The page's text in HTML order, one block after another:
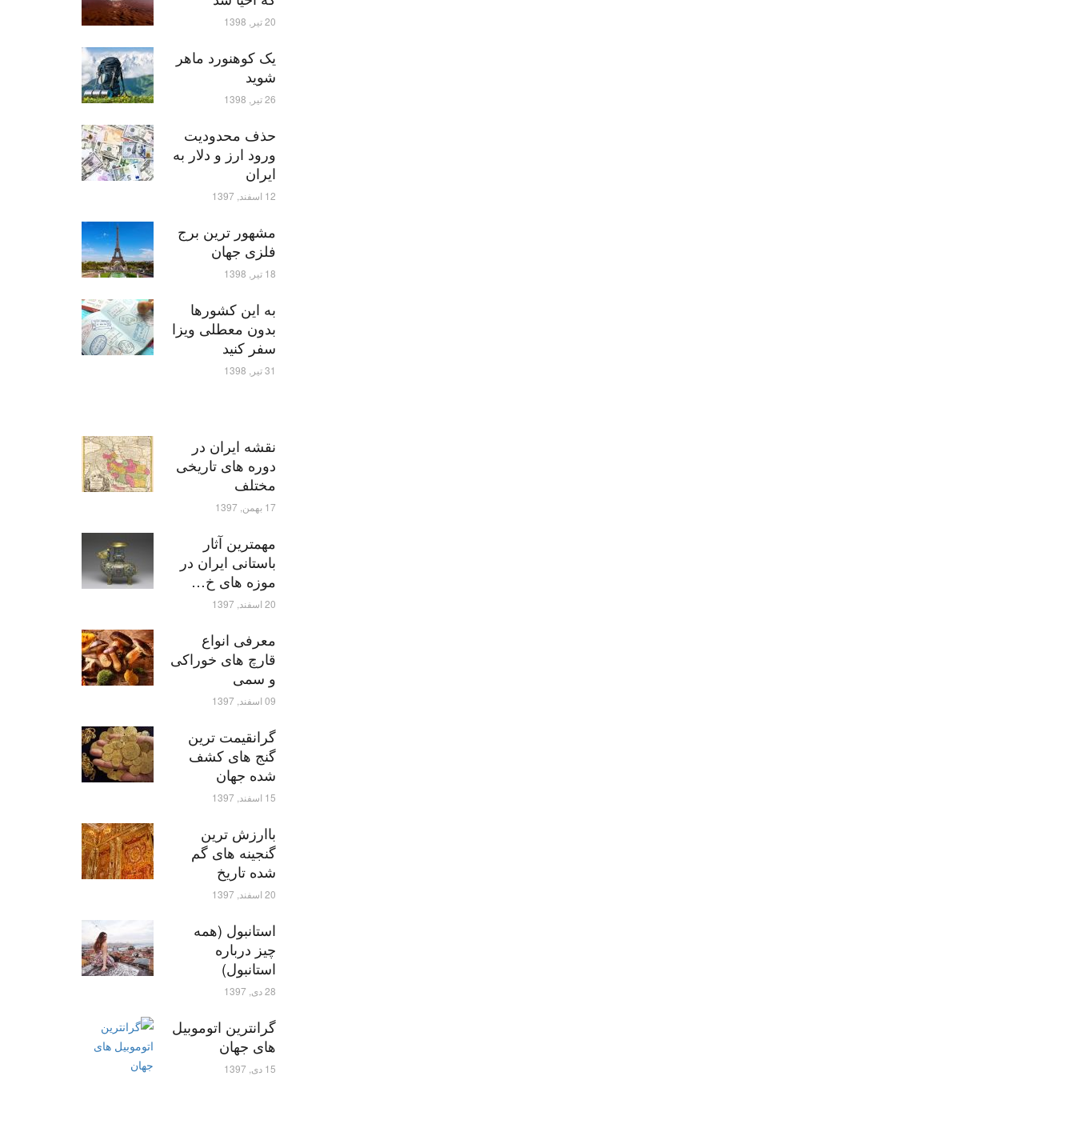
20 تیر, 1398
یک کوهنورد ماهر
شوید
26 تیر, 1398
حذف محدودیت
ورود ارز و دلار به
ایران
12 اسفند, 1397
مشهور ترین برج
فلزی جهان
18 تیر, 1398
به این کشورها
بدون معطلی ویزا
سفر کنید
31 تیر, 1398
نقشه ایران در
دوره های تاریخی
مختلف
17 بهمن, 1397
مهمترین آثار
باستانی ایران در
موزه های خ…
20 اسفند, 1397
معرفی انواع
قارچ های خوراکی
و سمی
09 اسفند, 1397
گرانقیمت ترین
گنج های کشف
شده جهان
15 اسفند, 1397
باارزش ترین
گنجینه های گم
شده تاریخ
20 اسفند, 1397
استانبول (همه
چیز درباره
استانبول)
28 دی, 1397
گرانترین اتوموبیل
های جهان
15 دی, 1397